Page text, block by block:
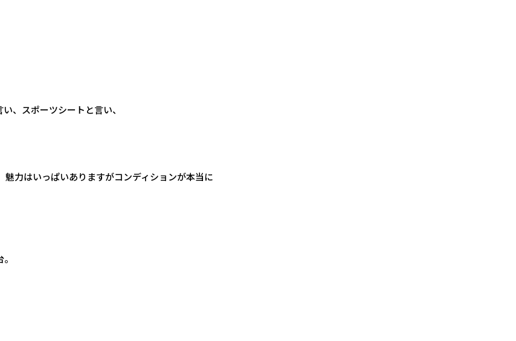
、スポーツシートと言い、
力はいっぱいありますがコンディションが本当に